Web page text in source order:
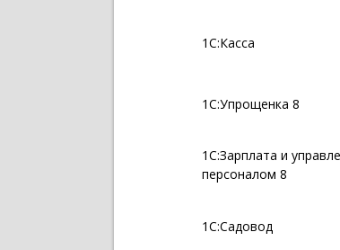
1С:Касса
1С:Упрощенка 8
1С:Зарплата и
персоналом 8
1С:Садовод